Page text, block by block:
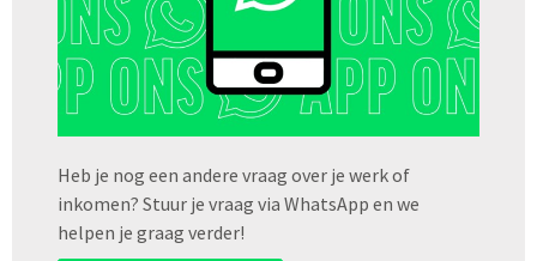
Heb je nog een andere vraag over je werk of
inkomen? Stuur je vraag via WhatsApp en we
helpen je graag verder!